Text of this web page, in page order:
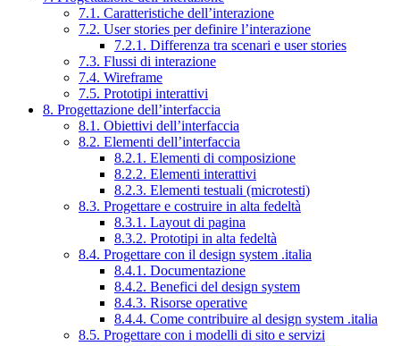
7.1. Caratteristiche dell’interazione
7.2. User stories per definire l’interazione
7.2.1. Differenza tra scenari e user stories
7.3. Flussi di interazione
7.4. Wireframe
7.5. Prototipi interattivi
8. Progettazione dell’interfaccia
8.1. Obiettivi dell’interfaccia
8.2. Elementi dell’interfaccia
8.2.1. Elementi di composizione
8.2.2. Elementi interattivi
8.2.3. Elementi testuali (microtesti)
8.3. Progettare e costruire in alta fedeltà
8.3.1. Layout di pagina
8.3.2. Prototipi in alta fedeltà
8.4. Progettare con il design system .italia
8.4.1. Documentazione
8.4.2. Benefici del design system
8.4.3. Risorse operative
8.4.4. Come contribuire al design system .italia
8.5. Progettare con i modelli di sito e servizi